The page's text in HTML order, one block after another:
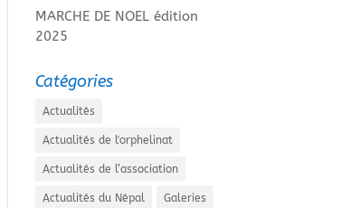
MARCHE DE NOEL édition
2025
Catégories
Actualités
Actualités de l'orphelinat
Actualités de l’association
Actualités du Népal Galeries